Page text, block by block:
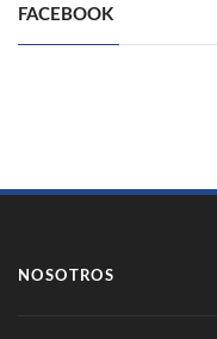
FACEBOOK
NOSOTROS